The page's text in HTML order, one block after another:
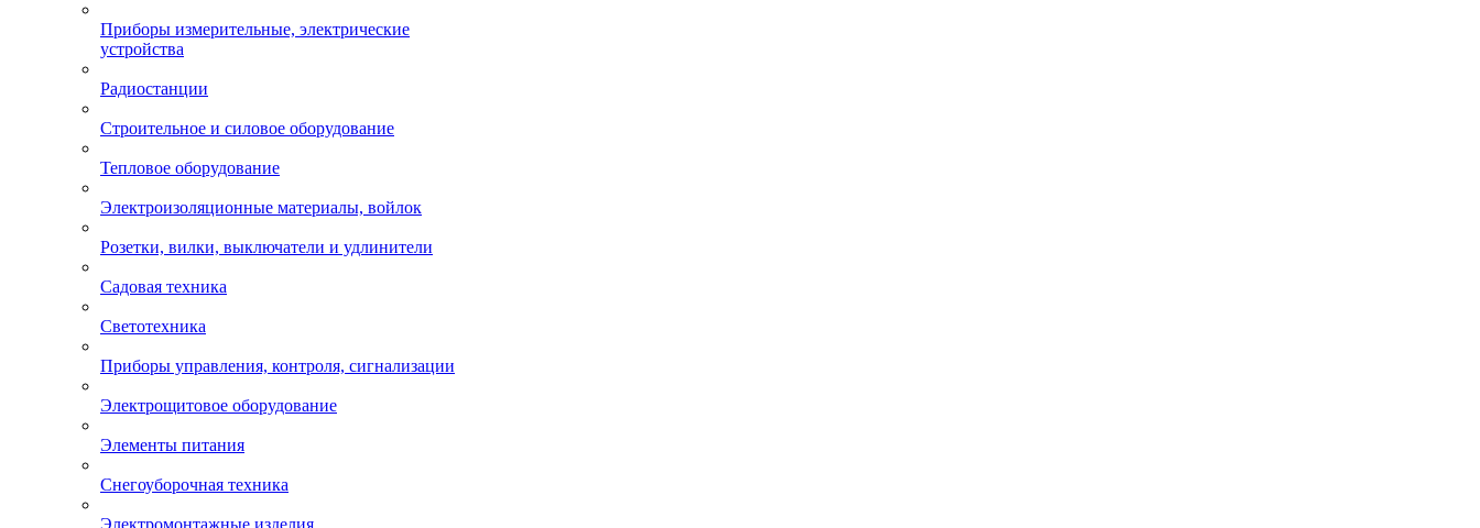
Приборы измерительные, электрические
устройства
Радиостанции
Строительное и силовое оборудование
Тепловое оборудование
Электроизоляционные материалы, войлок
Розетки, вилки, выключатели и удлинители
Садовая техника
Светотехника
Приборы управления, контроля, сигнализации
Электрощитовое оборудование
Элементы питания
Снегоуборочная техника
Электромонтажные изделия